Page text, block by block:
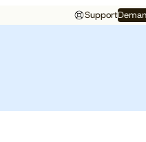
Support
conférences, salons et